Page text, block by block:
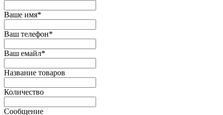
Ваше имя*
Ваш телефон*
Ваш емайл*
Название товаров
Количество
Сообщение